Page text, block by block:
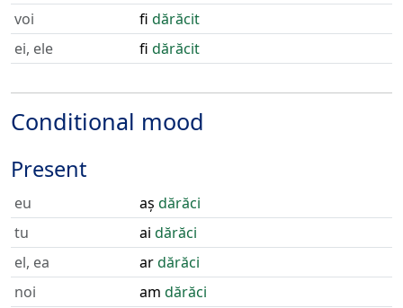
voi
fi dărăcit
ei, ele
fi dărăcit
Conditional mood
Present
eu aș dărăci
tu
ai dărăci
el, ea
ardărăci
noi
am dărăci